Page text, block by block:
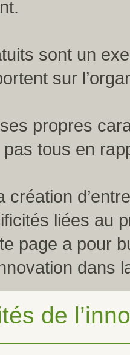
sont un
sur
propres
tous en
création
liées au
page a pour
dans
de